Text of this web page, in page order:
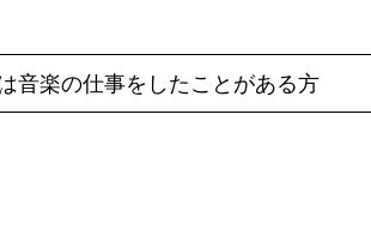
音楽の仕事をしたことがある方